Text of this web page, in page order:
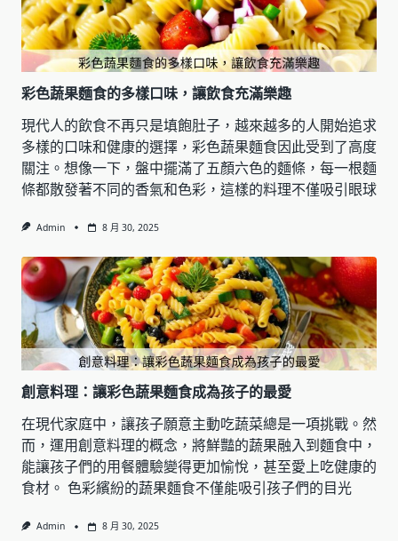
彩色蔬果麵食的多樣口味，讓飲食充滿樂趣
現代人的飲食不再只是填飽肚子，越來越多的人開始追求
多樣的口味和健康的選擇，彩色蔬果麵食因此受到了高度
關注。想像一下，盤中擺滿了五顏六色的麵條，每一根麵
條都散發著不同的香氣和色彩，這樣的料理不僅吸引眼球
Admin 8 月 30, 2025
創意料理：讓彩色蔬果麵食成為孩子的最愛
在現代家庭中，讓孩子願意主動吃蔬菜總是一項挑戰。然
而，運用創意料理的概念，將鮮豔的蔬果融入到麵食中，
能讓孩子們的用餐體驗變得更加愉悅，甚至愛上吃健康的
食材。 色彩繽紛的蔬果麵食不僅能吸引孩子們的目光
Admin 8 月 30, 2025